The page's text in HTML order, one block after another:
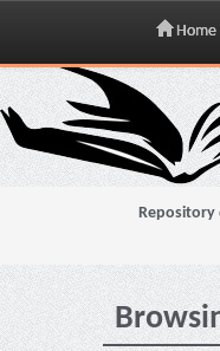
Skip
navigation
Home
Repository